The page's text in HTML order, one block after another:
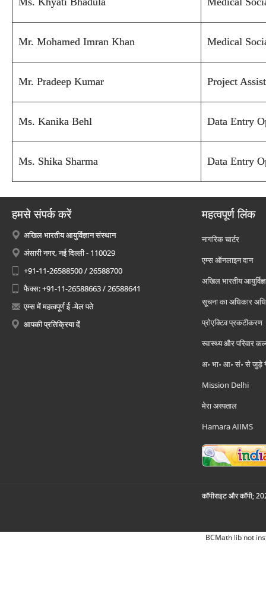
Mr. Mohamed Imran Khan Medical
Mr. Pradeep Kumar Project
Ms. Kanika Behl Data Entry
Ms. Shika Sharma Data Entry
हमसे संपर्क करें
अखिल भारतीय आयुर्विज्ञान संस्थान
अंसारी नगर, नई दिल्ली - 110029
+91-11-26588500 / 26588700
फैक्स: +91-11-26588663 / 26588641
एम्स में महत्वपूर्ण ई -मेल पते
आपकी प्रतिक्रिया दें
महत्वपूर्ण लिंक
नागरिक चार्टर
एम्स ऑनलाइन दान
अखिल भारतीय
सूचना का अधिकार
प्रोएक्टिव प्रकटीकरण
स्वास्थ्य और परिवार
अ॰ भा॰ आ॰ सं॰ से जुड़े
Mission Delhi
मेरा अस्पताल
Hamara AIIMS
कॉपीराइट और कॉपी;
BCMath lib not